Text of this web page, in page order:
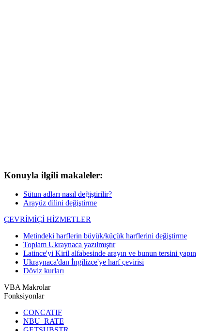
Konuyla ilgili makaleler:
Sütun adları nasıl değiştirilir?
Arayüz dilini değiştirme
ÇEVRİMİÇİ HİZMETLER
Metindeki harflerin büyük/küçük harflerini değiştirme
Toplam Ukraynaca yazılmıştır
Latince'yi Kiril alfabesinde arayın ve bunun tersini yapın
Ukraynaca'dan İngilizce'ye harf çevirisi
Döviz kurları
VBA Makrolar
Fonksiyonlar
CONCATIF
NBU_RATE